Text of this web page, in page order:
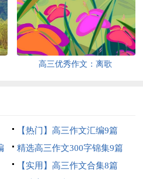
高三优秀作文：离歌
【热门】高三作文汇编9篇
精选高三作文300字锦集9篇
【实用】高三作文合集8篇